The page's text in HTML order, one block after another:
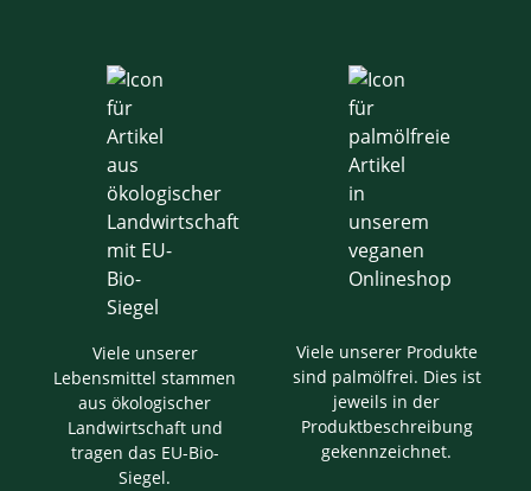
Viele unserer
Lebensmittel stammen
aus ökologischer
Landwirtschaft und
tragen das EU-Bio-
Siegel.
Viele unserer Produkte
sind palmölfrei. Dies ist
jeweils in der
Produktbeschreibung
gekennzeichnet.